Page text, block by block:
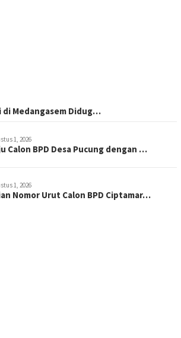
di Medangasem Didug…
1, 2026
Calon BPD Desa Pucung dengan …
1, 2026
Nomor Urut Calon BPD Ciptamar…